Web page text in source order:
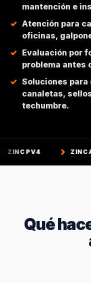
COLINA
CHICUREO
mantención e
Atención para
oficinas,
Evaluación por
problema antes
Soluciones
canaletas,
techumbre.
ZINC ACANALADO
Qué